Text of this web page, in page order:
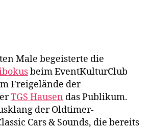
Male begeisterte die
beim EventKulturClub
Freigelände der
TGS Hausen das Publikum.
der Oldtimer-
Cars & Sounds, die bereits